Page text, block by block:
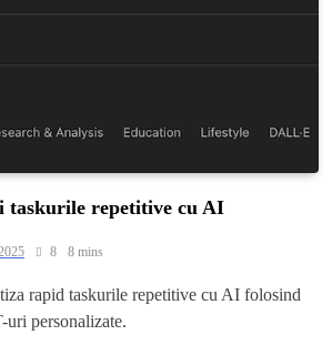
taskurile repetitive cu AI
8 8 mins
rapid taskurile repetitive cu AI folosind
personalizate.